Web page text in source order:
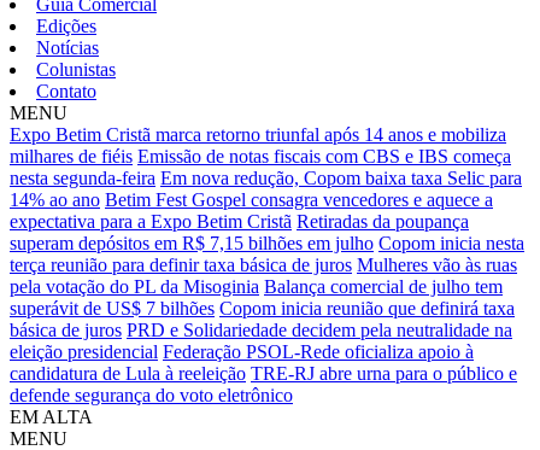
Edições
Notícias
Colunistas
Contato
MENU
Expo Betim Cristã marca retorno triunfal após 14 anos e mobiliza
milhares de fiéis Emissão de notas fiscais com CBS e IBS começa
nesta segunda-feira Em nova redução, Copom baixa taxa Selic para
14% ao ano Betim Fest Gospel consagra vencedores e aquece a
expectativa para a Expo Betim Cristã Retiradas da poupança
superam depósitos em R$ 7,15 bilhões em julho Copom inicia nesta
terça reunião para definir taxa básica de juros Mulheres vão às ruas
pela votação do PL da Misoginia Balança comercial de julho tem
superávit de US$ 7 bilhões Copom inicia reunião que definirá taxa
básica de juros PRD e Solidariedade decidem pela neutralidade na
eleição presidencial Federação PSOL-Rede oficializa apoio à
candidatura de Lula à reeleição TRE-RJ abre urna para o público e
defende segurança do voto eletrônico
EM ALTA
MENU